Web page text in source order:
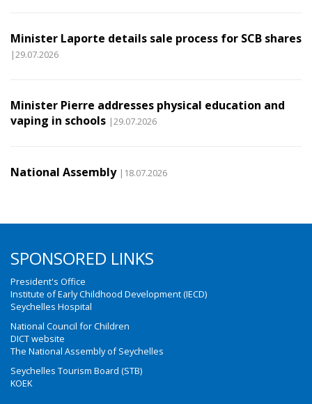
Minister Laporte details sale process for SCB shares
|29.07.2026
Minister Pierre addresses physical education and
vaping in schools |29.07.2026
National Assembly |18.07.2026
SPONSORED LINKS
President's Office
Institute of Early Childhood Development (IECD)
Seychelles Hospital
National Council for Children
DICT website
The National Assembly of Seychelles
Seychelles Tourism Board (STB)
KOEK